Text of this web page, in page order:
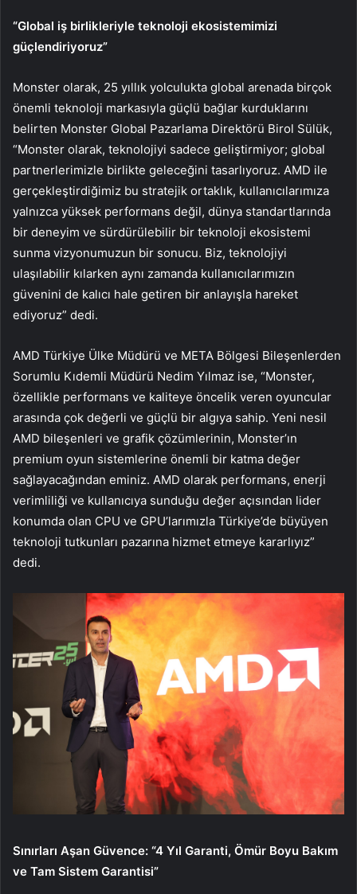
“Global iş birlikleriyle teknoloji ekosistemimizi
güçlendiriyoruz”
Monster olarak, 25 yıllık yolculukta global arenada birçok
önemli teknoloji markasıyla güçlü bağlar kurduklarını
belirten Monster Global Pazarlama Direktörü Birol Sülük,
“Monster olarak, teknolojiyi sadece geliştirmiyor; global
partnerlerimizle birlikte geleceğini tasarlıyoruz. AMD ile
gerçekleştirdiğimiz bu stratejik ortaklık, kullanıcılarımıza
yalnızca yüksek performans değil, dünya standartlarında
bir deneyim ve sürdürülebilir bir teknoloji ekosistemi
sunma vizyonumuzun bir sonucu. Biz, teknolojiyi
ulaşılabilir kılarken aynı zamanda kullanıcılarımızın
güvenini de kalıcı hale getiren bir anlayışla hareket
ediyoruz” dedi.
AMD Türkiye Ülke Müdürü ve META Bölgesi Bileşenlerden
Sorumlu Kıdemli Müdürü Nedim Yılmaz ise, “Monster,
özellikle performans ve kaliteye öncelik veren oyuncular
arasında çok değerli ve güçlü bir algıya sahip. Yeni nesil
AMD bileşenleri ve grafik çözümlerinin, Monster’ın
premium oyun sistemlerine önemli bir katma değer
sağlayacağından eminiz. AMD olarak performans, enerji
verimliliği ve kullanıcıya sunduğu değer açısından lider
konumda olan CPU ve GPU’larımızla Türkiye’de büyüyen
teknoloji tutkunları pazarına hizmet etmeye kararlıyız”
dedi.
Sınırları Aşan Güvence: “4 Yıl Garanti, Ömür Boyu Bakım
ve Tam Sistem Garantisi”